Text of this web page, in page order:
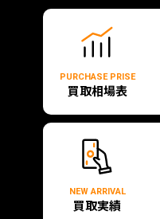
PURCHASE PRISE
買取相場表
NEW ARRIVAL
買取実績